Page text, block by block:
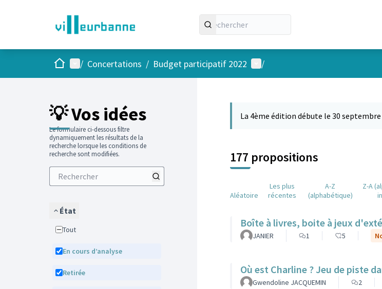
AccueilMenu principal
/ Concertations / Budget participatif 2022 Menu utilisateur
/
💡 Vos idées
Le formulaire ci-dessous filtre
dynamiquement les résultats de la
recherche lorsque les conditions de
recherche sont modifiées.
État
Tout
En cours d’analyse
Retirée
La 4ème édition débute le 30 septembre
177 propositions
Aléatoire
Les plus
récentes
A-Z
(alphabétique)
Z-A
Boîte à livres, boite à jeux
JANIER 1 5
Où est Charline ? Jeu de piste
Gwendoline JACQUEMIN 2